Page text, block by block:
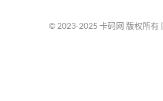
© 2023-2025 卡码网 版权所有 |